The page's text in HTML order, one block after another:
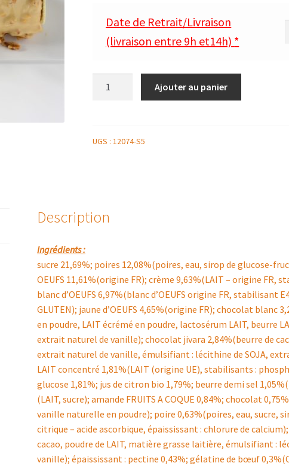
Date de Retrait/Livraison
(livraison entre 9h et14h) *
POIRE
PERSONNES
Ajouter au panier
UGS : 12074-S5
Description
Ingrédients :
sucre 21,69%; poires 12,08%(poires, eau, sirop de glucose-
OEUFS 11,61%(origine FR); crème 9,63%(LAIT – origine FR,
blanc d’OEUFS 6,97%(blanc d’OEUFS origine FR, stabilisant
GLUTEN); jaune d’OEUFS 4,65%(origine FR); chocolat blanc
en poudre, LAIT écrémé en poudre, lactosérum LAIT, beurre
extrait naturel de vanille); chocolat jivara 2,84%(beurre de
extrait naturel de vanille, émulsifiant : lécithine de SOJA,
LAIT concentré 1,81%(LAIT (origine UE), stabilisants :
glucose 1,81%; jus de citron bio 1,79%; beurre demi sel
(LAIT, sucre); amande FRUITS A COQUE 0,84%; chocolat
vanille naturelle en poudre); poire 0,63%(poires, eau, sucre,
citrique – acide ascorbique, épaississant : chlorure de
cacao, poudre de LAIT, matière grasse laitière, émulsifiant :
vanille); épaississant : pectine 0,43%; gélatine de bœuf